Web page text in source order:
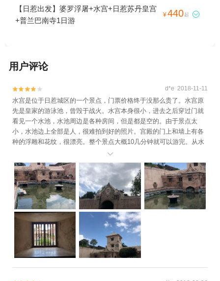
【日惹出发】婆罗浮屠+水宫+日惹苏丹皇宫
+普兰巴南寺1日游
¥440起 
用户评论

 d*e 2018-11-11
水宫是位于日惹城区的一个景点，门票价格终于没那么贵了。水宫原
先是皇家的游泳池，曾毁于战火。水宫本身很小，进去之后穿过门就
看见一个水池，水池周边是各种房间，但是都是空的。由于景点太
小，水池边上全部是人，很难拍到好的照片。宫殿的门上和墙上有各
种的浮雕和花纹，很漂亮。整个景点大概10几分钟就可以游完。从水
宫出来之后是很有艺术风情的街道，可以淘一些小东西。
